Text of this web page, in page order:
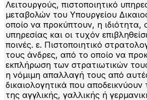
Λειτουργούς, πιστοποιητικό
μεταβολών του Υπουργείου
οποίο να προκύπτουν, η ιδιότητα,
υπηρεσίας και οι τυχόν
ποινές. ε. Πιστοποιητικό
τους άνδρες, από το οποίο να
εκπλήρωση των στρατιωτικών
η νόμιμη απαλλαγή τους από
δικαιολογητικά που
της αγγλικής, γαλλικής ή